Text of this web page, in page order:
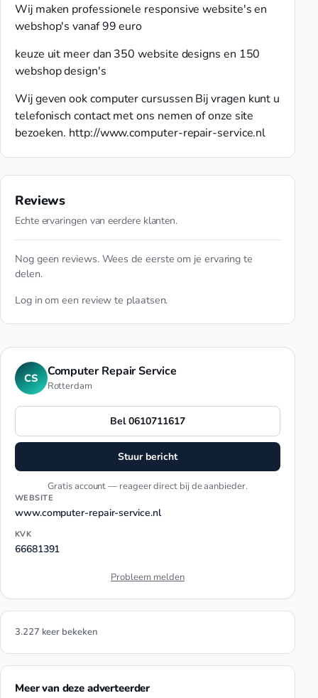
Wij maken professionele responsive website's en
webshop's vanaf 99 euro
keuze uit meer dan 350 website designs en 150
webshop design's
Wij geven ook computer cursussen Bij vragen kunt u
telefonisch contact met ons nemen of onze site
bezoeken. http://www.computer-repair-service.nl
Reviews
Echte ervaringen van eerdere klanten.
Nog geen reviews. Wees de eerste om je ervaring te
delen.
Log in om een review te plaatsen.
CS Computer Repair Service
Rotterdam
Bel 0610711617
Stuur bericht
Gratis account — reageer direct bij de aanbieder.
WEBSITE
www.computer-repair-service.nl
KVK
66681391
Probleem melden
3.227 keer bekeken
Meer van deze adverteerder